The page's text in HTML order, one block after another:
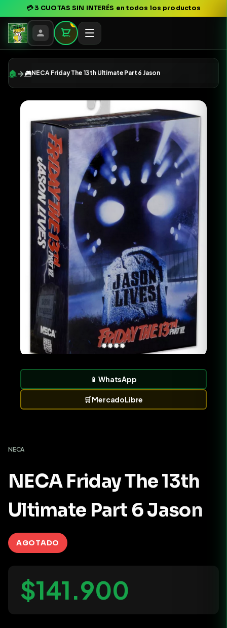
💳3 CUOTAS SIN INTERÉS en todos los productos
0
🏠 →🎮NECA Friday The 13th Ultimate Part 6 Jason
📱WhatsApp
🛒MercadoLibre
NECA
NECA Friday The 13th
Ultimate Part 6 Jason
AGOTADO
$141.900